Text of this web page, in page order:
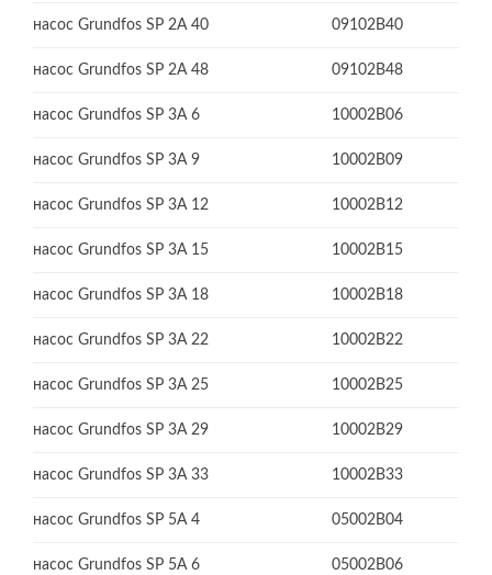
насос Grundfos SP 2A 40 09102B40
насос Grundfos SP 2A 48 09102B48
насос Grundfos SP 3A 6 10002B06
насос Grundfos SP 3A 9 10002B09
насос Grundfos SP 3A 12 10002B12
насос Grundfos SP 3A 15 10002B15
насос Grundfos SP 3A 18 10002B18
насос Grundfos SP 3A 22 10002B22
насос Grundfos SP 3A 25 10002B25
насос Grundfos SP 3A 29 10002B29
насос Grundfos SP 3A 33 10002B33
насос Grundfos SP 5A 4 05002B04
насос Grundfos SP 5A 6 05002B06